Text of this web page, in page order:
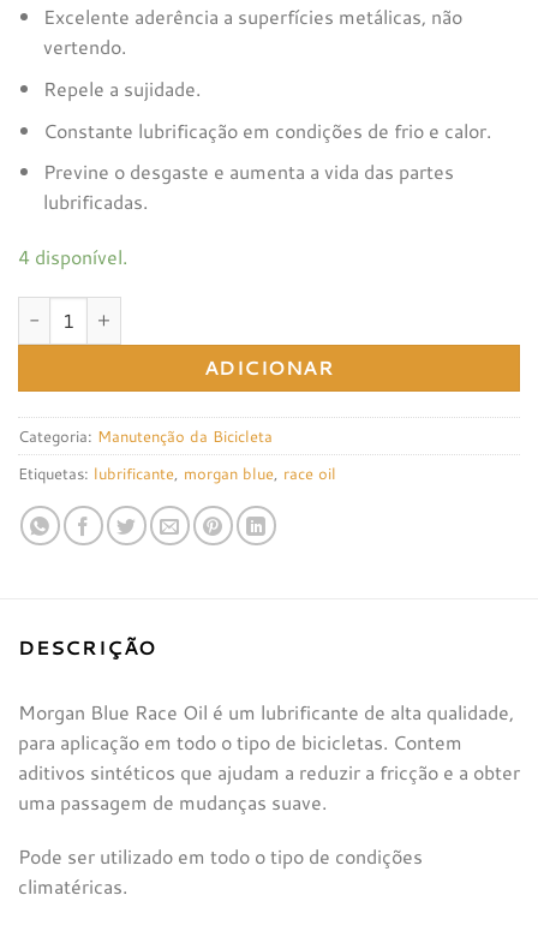
Excelente aderência a superfícies metálicas, não
vertendo.
Repele a sujidade.
Constante lubrificação em condições de frio e calor.
Previne o desgaste e aumenta a vida das partes
lubrificadas.
4 disponível.
Quantidade de MORGAN BLUE RACE OIL 125ml
ADICIONAR
Categoria: Manutenção da Bicicleta
Etiquetas: lubrificante, morgan blue, race oil
DESCRIÇÃO
Morgan Blue Race Oil é um lubrificante de alta qualidade,
para aplicação em todo o tipo de bicicletas. Contem
aditivos sintéticos que ajudam a reduzir a fricção e a obter
uma passagem de mudanças suave.
Pode ser utilizado em todo o tipo de condições
climatéricas.